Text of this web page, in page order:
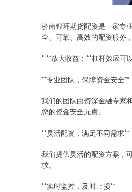
济南银环期货配资是一家专
全、可靠、高效的配资服务
* **放大收益：**杠杆效应可
**专业团队，保障资金安全**
我们的团队由资深金融专家
您的资金安全无虞。
**灵活配资，满足不同需求**
我们提供灵活的配资方案，
求。
**实时监控，及时止损**